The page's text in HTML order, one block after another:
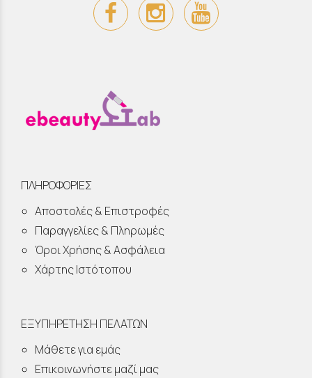
ΠΛΗΡΟΦΟΡΙΕΣ
Αποστολές & Επιστροφές
Παραγγελίες & Πληρωμές
Όροι Χρήσης & Ασφάλεια
Χάρτης Ιστότοπου
ΕΞΥΠΗΡΕΤΗΣΗ ΠΕΛΑΤΩΝ
Μάθετε για εμάς
Επικοινωνήστε μαζί μας